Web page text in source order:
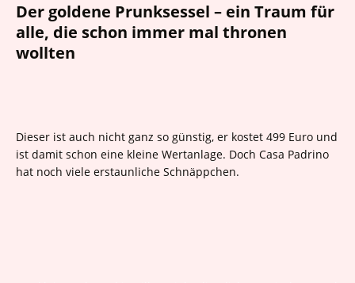
Der goldene Prunksessel – ein Traum für
alle, die schon immer mal thronen
wollten
Dieser ist auch nicht ganz so günstig, er kostet 499 Euro und
ist damit schon eine kleine Wertanlage. Doch Casa Padrino
hat noch viele erstaunliche Schnäppchen.